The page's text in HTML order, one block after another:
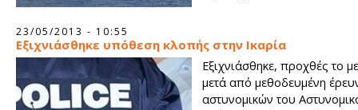
23/05/2013 - 10:55
Εξιχνιάσθηκε υπόθεση κλοπής στην Ικαρία
Εξιχνιάσθηκε, προχθές το
μετά από μεθοδευμένη
αστυνομικών του